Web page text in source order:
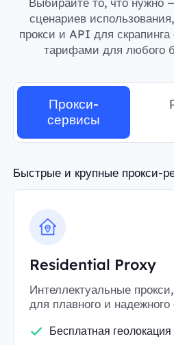
сценариев
прокси и API для
тарифами для любого
Прокси-
сервисы
Быстрые и крупные прокси-
Residential Proxy
Интеллектуальные
для плавного и
Бесплатная геолокация